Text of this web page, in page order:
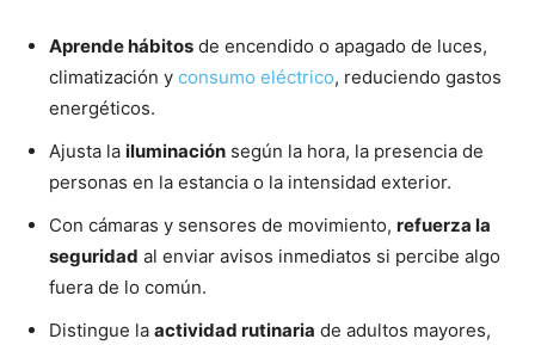
Aprende hábitos de encendido o apagado de luces,
climatización y consumo eléctrico, reduciendo gastos
energéticos.
Ajusta la iluminación según la hora, la presencia de
personas en la estancia o la intensidad exterior.
Con cámaras y sensores de movimiento, refuerza la
seguridad al enviar avisos inmediatos si percibe algo
fuera de lo común.
Distingue la actividad rutinaria de adultos mayores,